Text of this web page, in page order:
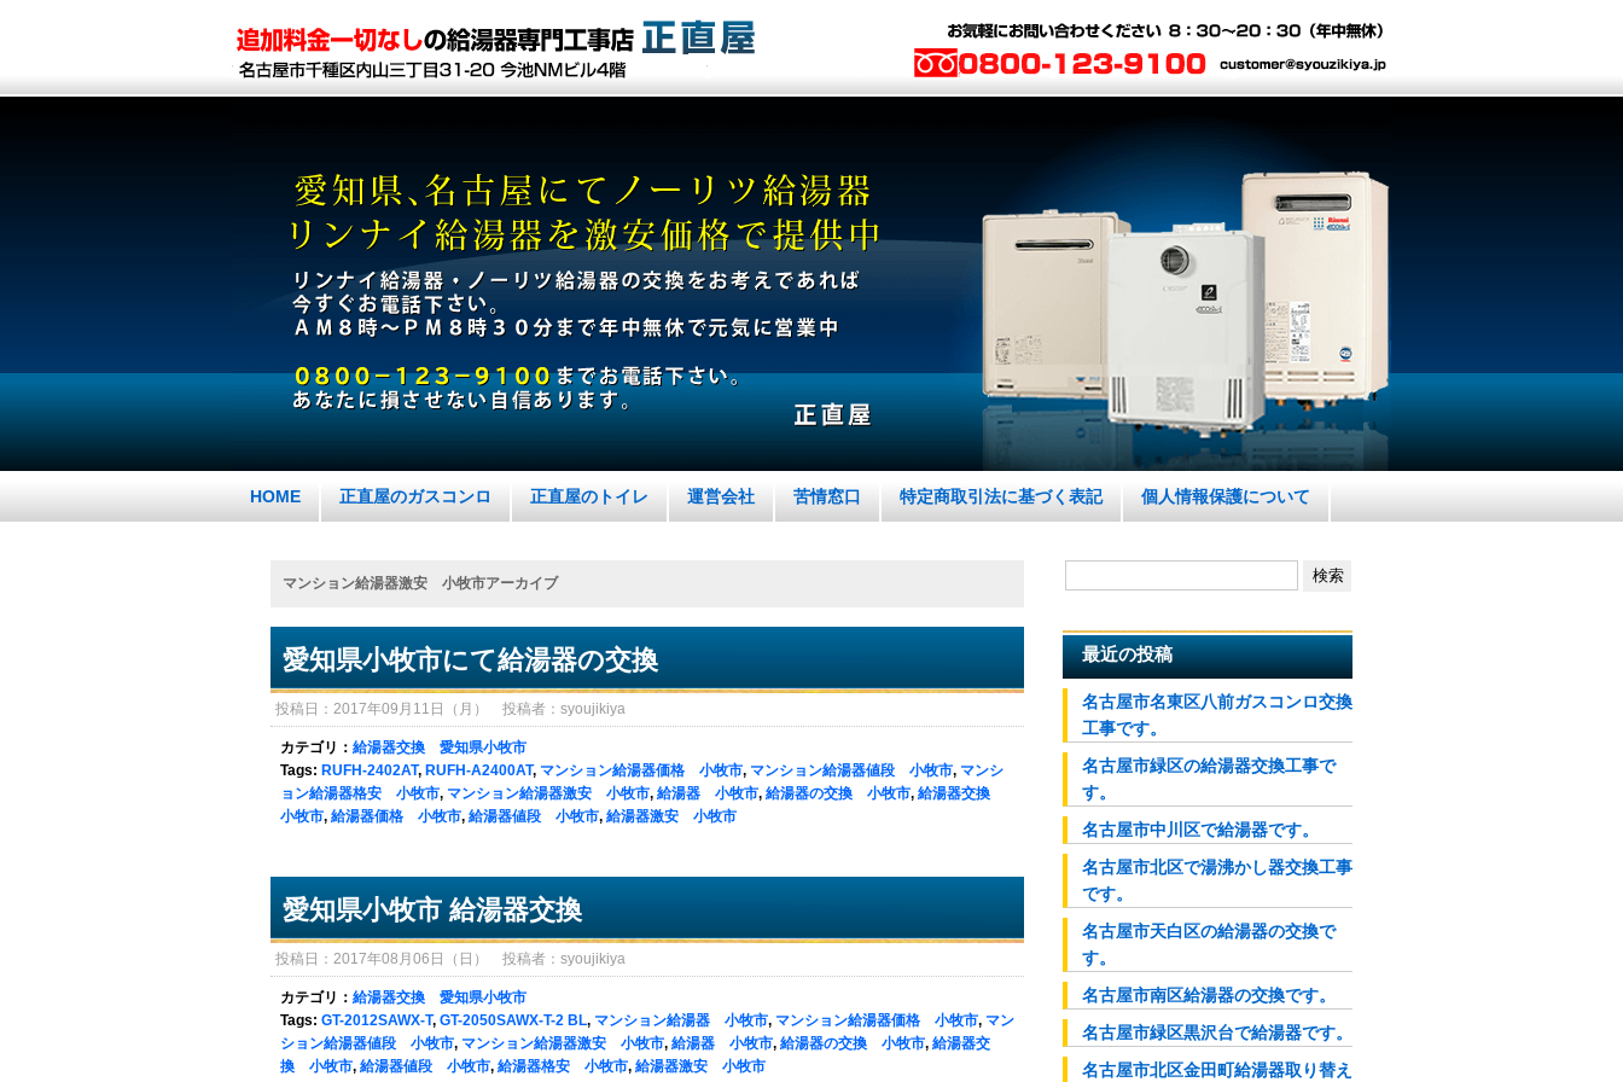
HOME 正直屋のガスコンロ 正直屋のトイレ 運営会社 苦情窓口 特定商取引法に基づく表記 個人情報保護について
マンション給湯器激安 小牧市アーカイブ
愛知県小牧市にて給湯器の交換
投稿日：2017年09月11日（月） 投稿者：syoujikiya
カテゴリ： 給湯器交換 愛知県小牧市
Tags: RUFH-2402AT, RUFH-A2400AT, マンション給湯器価格 小牧市, マンション給湯器値段 小牧市, マンシ
ョン給湯器格安 小牧市, マンション給湯器激安 小牧市, 給湯器 小牧市, 給湯器の交換 小牧市, 給湯器交換
小牧市, 給湯器価格 小牧市, 給湯器値段 小牧市, 給湯器激安 小牧市
愛知県小牧市 給湯器交換
投稿日：2017年08月06日（日） 投稿者：syoujikiya
カテゴリ： 給湯器交換 愛知県小牧市
Tags: GT-2012SAWX-T, GT-2050SAWX-T-2 BL, マンション給湯器 小牧市, マンション給湯器価格 小牧市, マン
ション給湯器値段 小牧市, マンション給湯器激安 小牧市, 給湯器 小牧市, 給湯器の交換 小牧市, 給湯器交
換 小牧市, 給湯器値段 小牧市, 給湯器格安 小牧市, 給湯器激安 小牧市
最近の投稿
名古屋市名東区八前ガスコンロ交換
工事です。
名古屋市緑区の給湯器交換工事で
す。
名古屋市中川区で給湯器です。
名古屋市北区で湯沸かし器交換工事
です。
名古屋市天白区の給湯器の交換で
す。
名古屋市南区給湯器の交換です。
名古屋市緑区黒沢台で給湯器です。
名古屋市北区金田町給湯器取り替え